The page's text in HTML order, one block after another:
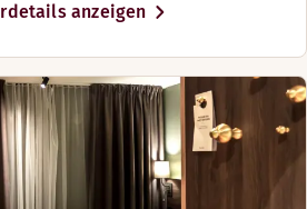
anzeigen